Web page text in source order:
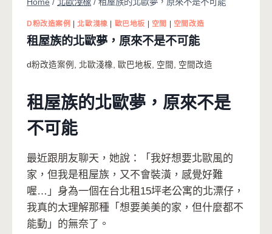
D粉改造案例 |北歐淺橡 | 歐巴地板 | 空間 | 空間改造
租屋族的北歐夢，原來不是不可能
d粉改造案例 , 北歐淺橡, 歐巴地板, 空間 , 空間改造
租屋族的北歐夢，原來不是
不可能
最近跟朋友聊天，她說：「我好想要北歐風的
家，但我是租屋族，又不會裝潢，感覺好難
喔…」身為一個在台北租15坪老公寓的北漂仔，
我真的太理解那種「想要美美的家，但什麼都不
能動」的無奈了。